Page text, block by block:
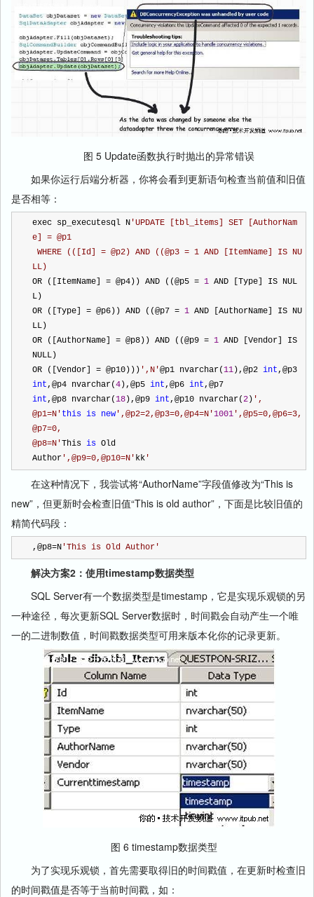
图 5 Update函数执行时抛出的异常错误
如果你运行后端分析器，你将会看到更新语句检查当前值和旧值
是否相等：
exec sp_executesql N 'UPDATE [tbl_items] SET [AuthorNam
e] = @p1
WHERE (([Id] = @p2) AND ((@p3 = 1 AND [ItemName] IS NU
LL)
OR ([ItemName] = @p4)) AND ((@p5 = 1 AND [Type] IS NUL
L)
OR ([Type] = @p6)) AND ((@p7 = 1 AND [AuthorName] IS NU
LL)
OR ([AuthorName] = @p8)) AND ((@p9 = 1 AND [Vendor] IS
NULL)
OR ([Vendor] = @p10))) ' ,N '@p1 nvarchar(11),@p2 int ,@p3
int ,@p4 nvarchar(4),@p5 int ,@p6 int ,@p7
int ,@p8 nvarchar(18),@p9 int ,@p10 nvarchar(2) ' ,
@p1=N ' this is new ' ,@p2=2,@p3=0,@p4=N '1001 ' ,@p5=0,@p6=3,
@p7=0,
@p8=N 'This is Old
Author ' ,@p9=0,@p10=N ' kk '
在这种情况下，我尝试将“AuthorName”字段值修改为“This is
new”，但更新时会检查旧值“This is old author”，下面是比较旧值的
精简代码段：
,@p8=N 'This is Old Author '
解决方案2：使用timestamp数据类型
SQL Server有一个数据类型是timestamp，它是实现乐观锁的另
一种途径，每次更新SQL Server数据时，时间戳会自动产生一个唯
一的二进制数值，时间戳数据类型可用来版本化你的记录更新。
图 6 timestamp数据类型
为了实现乐观锁，首先需要取得旧的时间戳值，在更新时检查旧
的时间戳值是否等于当前时间戳，如：